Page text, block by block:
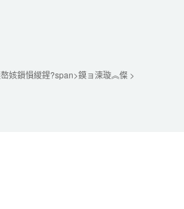
姟鎻愪緵鍟?span>鏌ョ湅璇︽儏 >